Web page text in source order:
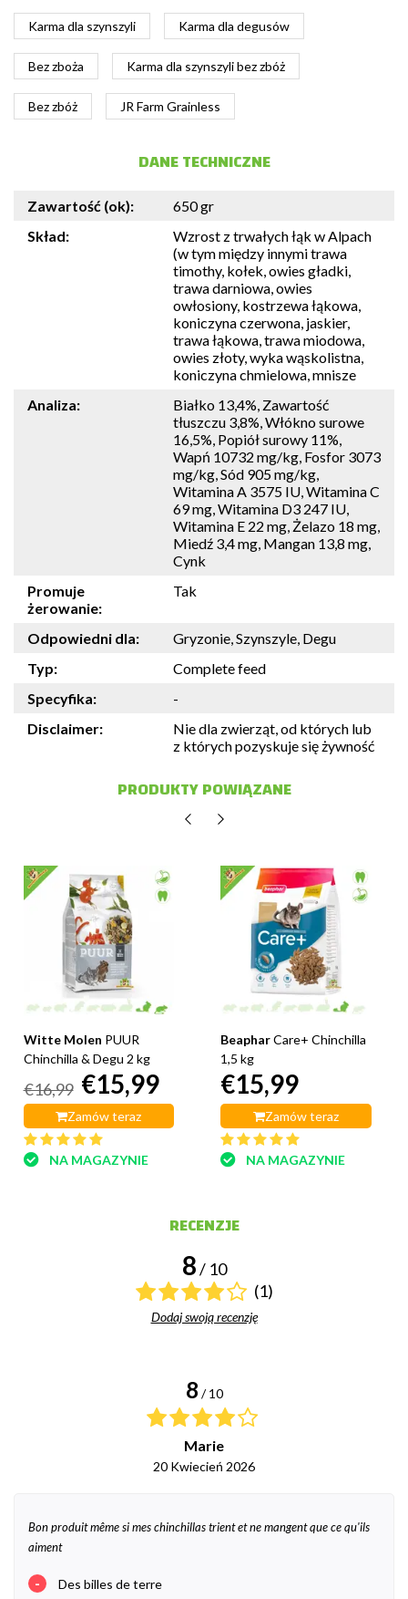
Karma dla szynszyli Karma dla degusów
Bez zboża Karma dla szynszyli bez zbóż
Bez zbóż JR Farm Grainless
DANE TECHNICZNE
Zawartość (ok):
650 gr
Skład:
Wzrost z trwałych łąk w Alpach
(w tym między innymi trawa
timothy, kołek, owies gładki,
trawa darniowa, owies
owłosiony, kostrzewa łąkowa,
koniczyna czerwona, jaskier,
trawa łąkowa, trawa miodowa,
owies złoty, wyka wąskolistna,
koniczyna chmielowa, mnisze
Analiza:
Białko 13,4%, Zawartość
tłuszczu 3,8%, Włókno surowe
16,5%, Popiół surowy 11%,
Wapń 10732 mg/kg, Fosfor 3073
mg/kg, Sód 905 mg/kg,
Witamina A 3575 IU, Witamina C
69 mg, Witamina D3 247 IU,
Witamina E 22 mg, Żelazo 18 mg,
Miedź 3,4 mg, Mangan 13,8 mg,
Cynk
Promuje
żerowanie:
Tak
Odpowiedni dla:
Gryzonie, Szynszyle, Degu
Typ:
Complete feed
Specyfika:
-
Disclaimer:
Nie dla zwierząt, od których lub
z których pozyskuje się żywność
PRODUKTY POWIĄZANE
Witte Molen PUUR
Chinchilla & Degu 2 kg
€16,99 €15,99
Zamów teraz
NA MAGAZYNIE
BeapharCare+ Chinchilla
1,5 kg
€15,99
Zamów teraz
NA MAGAZYNIE
RECENZJE
8/ 10
(1)
Dodaj swoją recenzję
8 / 10
Marie
20 Kwiecień 2026
Bon produit même si mes chinchillas trient et ne mangent que ce qu'ils
aiment
- Des billes de terre